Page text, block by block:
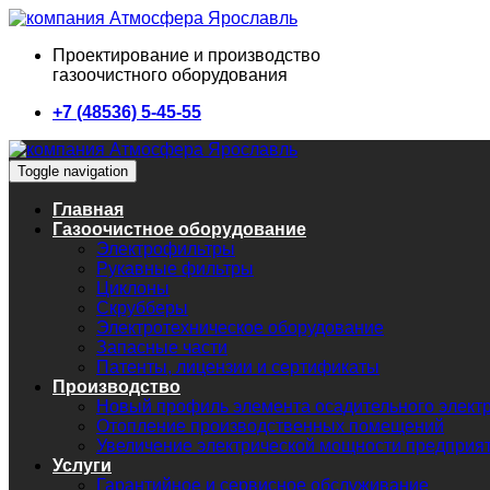
Проектирование и производство
газоочистного оборудования
+7 (48536) 5-45-55
Toggle navigation
Главная
Газоочистное оборудование
Электрофильтры
Рукавные фильтры
Циклоны
Скрубберы
Электротехническое оборудование
Запасные части
Патенты, лицензии и сертификаты
Производство
Новый профиль элемента осадительного
Отопление производственных помещений
Увеличение электрической мощности
Услуги
Гарантийное и сервисное обслуживание